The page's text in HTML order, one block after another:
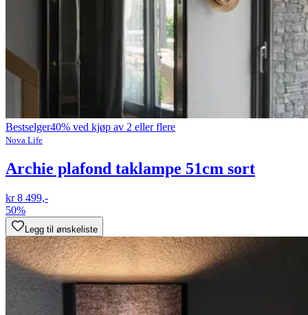
Bestselger40% ved kjøp av 2 eller flere
Nova Life
Archie plafond taklampe 51cm sort
kr 8 499,-
50%
Legg til ønskeliste